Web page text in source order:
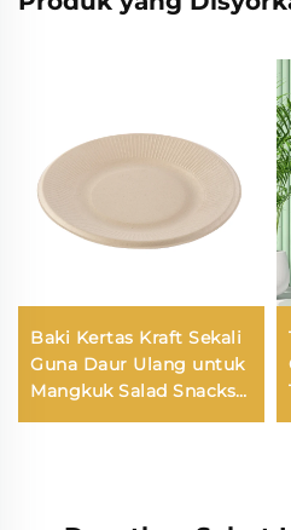
Baki Kertas Kraft Sekali
Guna Daur Ulang untuk
Mangkuk Salad Snacks
Sushi Pizza Roti Permen